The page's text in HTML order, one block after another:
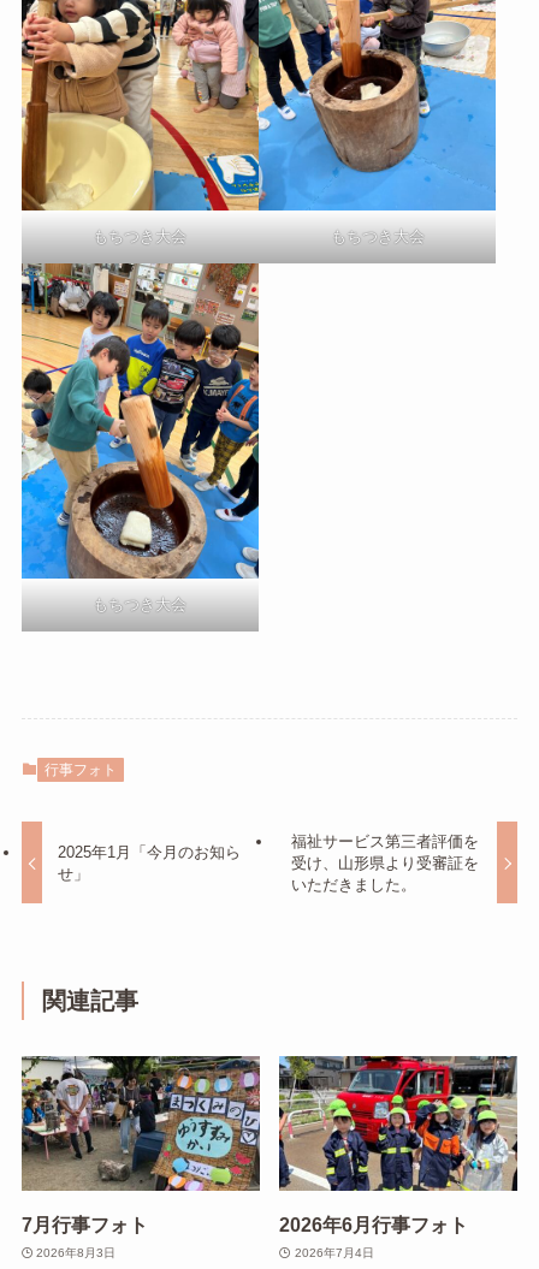
もちつき大会 もちつき大会
もちつき大会
行事フォト
2025年1月「今月のお知ら
せ」
福祉サービス第三者評価を
受け、山形県より受審証を
いただきました。
関連記事
7月行事フォト
2026年8月3日
2026年6月行事フォト
2026年7月4日